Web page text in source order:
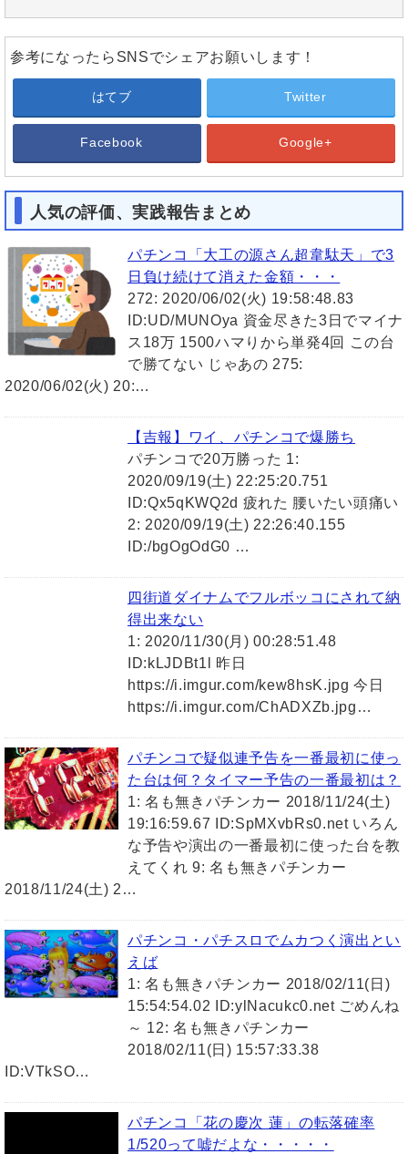
参考になったらSNSでシェアお願いします！
はてブ Twitter
Facebook Google+
人気の評価、実践報告まとめ
パチンコ「大工の源さん超韋駄天」で3
日負け続けて消えた金額・・・
272: 2020/06/02(火) 19:58:48.83
ID:UD/MUNOya 資金尽きた3日でマイナ
ス18万 1500ハマりから単発4回 この台
で勝てない じゃあの 275:
2020/06/02(火) 20:…
【吉報】ワイ、パチンコで爆勝ち
パチンコで20万勝った 1:
2020/09/19(土) 22:25:20.751
ID:Qx5qKWQ2d 疲れた 腰いたい頭痛い
2: 2020/09/19(土) 22:26:40.155
ID:/bgOgOdG0 …
四街道ダイナムでフルボッコにされて納
得出来ない
1: 2020/11/30(月) 00:28:51.48
ID:kLJDBt1l 昨日
https://i.imgur.com/kew8hsK.jpg 今日
https://i.imgur.com/ChADXZb.jpg…
パチンコで疑似連予告を一番最初に使っ
た台は何？タイマー予告の一番最初は？
1: 名も無きパチンカー 2018/11/24(土)
19:16:59.67 ID:SpMXvbRs0.net いろん
な予告や演出の一番最初に使った台を教
えてくれ 9: 名も無きパチンカー
2018/11/24(土) 2…
パチンコ・パチスロでムカつく演出とい
えば
1: 名も無きパチンカー 2018/02/11(日)
15:54:54.02 ID:ylNacukc0.net ごめんね
～ 12: 名も無きパチンカー
2018/02/11(日) 15:57:33.38
ID:VTkSO…
パチンコ「花の慶次 蓮」の転落確率
1/520って嘘だよな・・・・・